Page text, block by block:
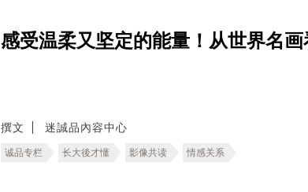
感受温柔又坚定的能量！从世界名
撰文 迷誠品內容中心
诚品专栏 长大後才懂 影像共读 情感关系